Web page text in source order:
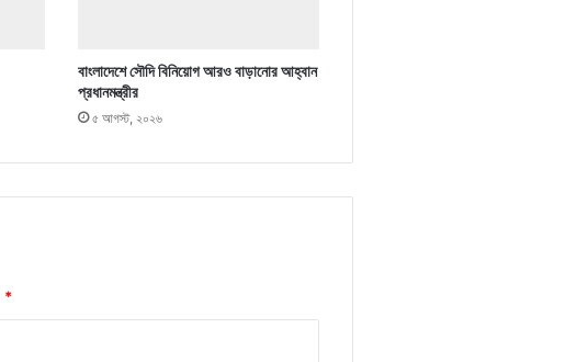
বাংলাদেশে সৌদি বিনিয়োগ আরও বাড়ানোর আহ্বান
প্রধানমন্ত্রীর
৫ আগস্ট, ২০২৬
*